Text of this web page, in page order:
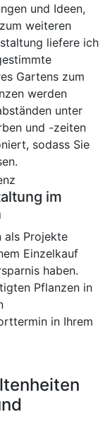
und Ideen,
weiteren
liefere ich
Gartens zum
werden
unter
und -zeiten
sodass Sie
im
als Projekte
Einzelkauf
haben.
Pflanzen in
in Ihrem